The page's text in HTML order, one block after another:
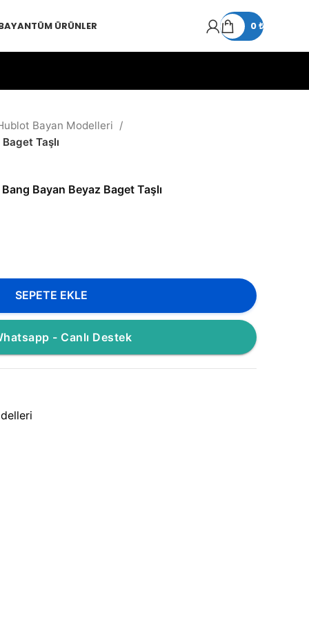
TÜM ÜRÜNLER 0₺
Bayan Modelleri
Taşlı
Bayan Beyaz Baget Taşlı
SEPETE EKLE
- Canlı Destek